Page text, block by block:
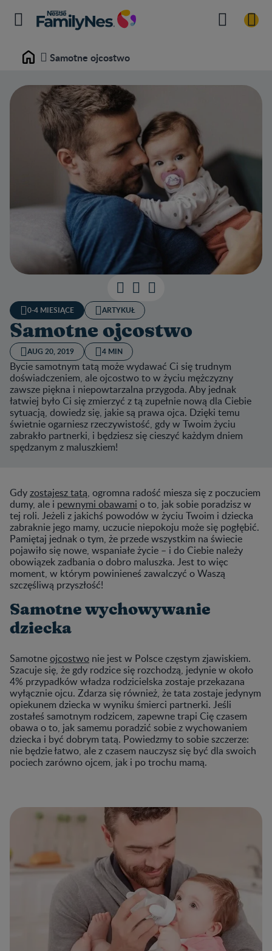
Home Samotne ojcostwo
0-4 MIESIĄCE ARTYKUŁ
Samotne ojcostwo
AUG 20, 2019 4 MIN
Bycie samotnym tatą może wydawać Ci się trudnym
doświadczeniem, ale ojcostwo to w życiu mężczyzny
zawsze piękna i niepowtarzalna przygoda. Aby jednak
łatwiej było Ci się zmierzyć z tą zupełnie nową dla Ciebie
sytuacją, dowiedz się, jakie są prawa ojca. Dzięki temu
świetnie ogarniesz rzeczywistość, gdy w Twoim życiu
zabrakło partnerki, i będziesz się cieszyć każdym dniem
spędzanym z maluszkiem!
Gdyzostajesz tatą, ogromna radość miesza się z poczuciem
dumy, ale i pewnymi obawami o to, jak sobie poradzisz w
tej roli. Jeżeli z jakichś powodów w życiu Twoim i dziecka
zabraknie jego mamy, uczucie niepokoju może się pogłębić.
Pamiętaj jednak o tym, że przede wszystkim na świecie
pojawiło się nowe, wspaniałe życie – i do Ciebie należy
obowiązek zadbania o dobro maluszka. Jest to więc
moment, w którym powinieneś zawalczyć o Waszą
szczęśliwą przyszłość!
Samotne wychowywanie
dziecka
Samotneojcostwo nie jest w Polsce częstym zjawiskiem.
Szacuje się, że gdy rodzice się rozchodzą, jedynie w około
4% przypadków władza rodzicielska zostaje przekazana
wyłącznie ojcu. Zdarza się również, że tata zostaje jedynym
opiekunem dziecka w wyniku śmierci partnerki. Jeśli
zostałeś samotnym rodzicem, zapewne trapi Cię czasem
obawa o to, jak samemu poradzić sobie z wychowaniem
dziecka i być dobrym tatą. Powiedzmy to sobie szczerze:
nie będzie łatwo, ale z czasem nauczysz się być dla swoich
pociech zarówno ojcem, jak i po trochu mamą.